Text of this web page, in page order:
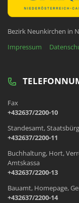
Bezirk Neunkirchen in
Impressum
Fax
+432637/2200-10
Standesamt,
+432637/2200-11
Buchhaltung, Hort,
Amtskassa
+432637/2200-13
Bauamt, Homepage,
+432637/2200-14